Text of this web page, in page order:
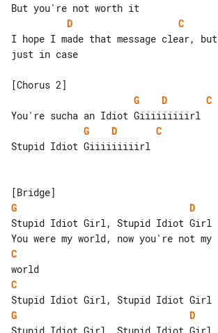
D
C
I hope I made that message clear, but
just in case
G
D
C
G
D
C
Stupid Idiot Giiiiiiiiirl
G
D
Stupid Idiot Girl, Stupid Idiot Girl
C
C
G
D